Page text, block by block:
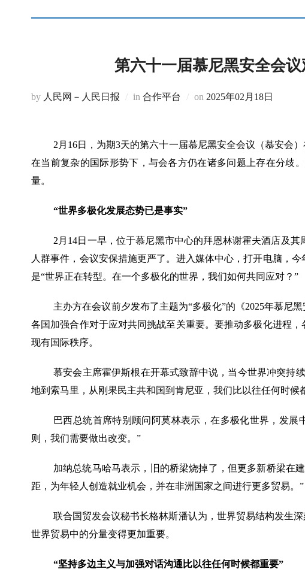
第六十一届慕尼黑安全会
by 人民网－人民日报 in 合作平台 on Posted
2025年02月18日
2月16日，为期3天的第六十一届慕尼黑安全会议（慕安会
在当前复杂的国际形势下，与会各方仍在诸多问题上存在分歧
量。
“世界多极化发展态势已是事实”
2月14日一早，位于慕尼黑市中心的拜恩林谢霍夫酒店及
人群事件，会议安保措施更严了。进入媒体中心，打开电脑，
是“世界正在转型。在一个多极化的世界，我们如何共同应对？”
主办方在会议前夕发布了主题为“多极化”的《2025年慕尼
各国加强合作对于应对共同挑战至关重要。要推动多极化进程
现有国际秩序。
慕安会主席霍伊斯根在开幕式致辞中说，当今世界冲突持
地到索马里，从刚果民主共和国到肯尼亚，我们比以往任何时候
巴西总统首席特别顾问阿莫林表示，在多极化世界，发展
则，我们需要做出改变。”
加纳总统马哈马表示，旧的桥梁烧掉了，但更多新桥梁在建
距，为年轻人创造就业机会，并在非洲国家之间进行更多贸易。”
联合国贸发会议秘书长格林斯潘认为，世界贸易结构发生
世界贸易中的分量变得更加重要。
“坚持多边主义与加强对话沟通比以往任何时候都重要”